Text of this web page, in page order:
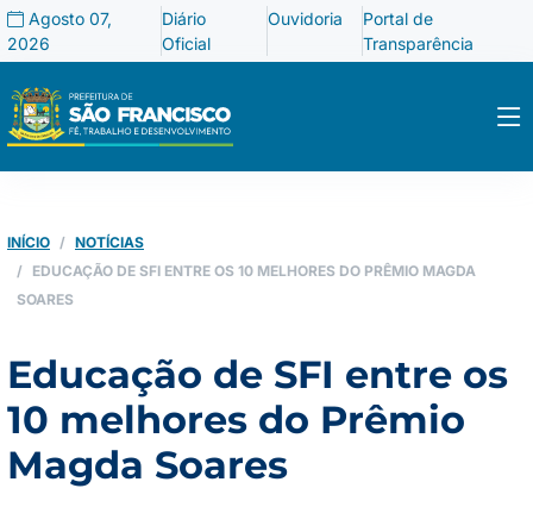
Agosto 07,
2026
Diário
Oficial
Ouvidoria
Portal de
Transparência
INÍCIO
NOTÍCIAS
EDUCAÇÃO DE SFI ENTRE OS 10 MELHORES DO PRÊMIO MAGDA
SOARES
Educação de SFI entre os
10 melhores do Prêmio
Magda Soares